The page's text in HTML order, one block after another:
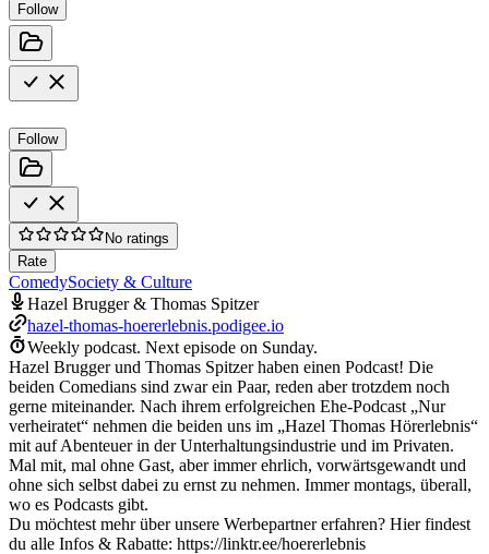
Follow
Follow
No ratings
Rate
ComedySociety & Culture
Hazel Brugger & Thomas Spitzer
hazel-thomas-hoererlebnis.podigee.io
Weekly podcast. Next episode on Sunday.
Hazel Brugger und Thomas Spitzer haben einen Podcast! Die
beiden Comedians sind zwar ein Paar, reden aber trotzdem noch
gerne miteinander. Nach ihrem erfolgreichen Ehe-Podcast „Nur
verheiratet“ nehmen die beiden uns im „Hazel Thomas Hörerlebnis“
mit auf Abenteuer in der Unterhaltungsindustrie und im Privaten.
Mal mit, mal ohne Gast, aber immer ehrlich, vorwärtsgewandt und
ohne sich selbst dabei zu ernst zu nehmen. Immer montags, überall,
wo es Podcasts gibt.
Du möchtest mehr über unsere Werbepartner erfahren? Hier findest
du alle Infos & Rabatte: https://linktr.ee/hoererlebnis